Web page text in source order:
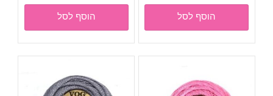
הוסף לסל הוסף לסל